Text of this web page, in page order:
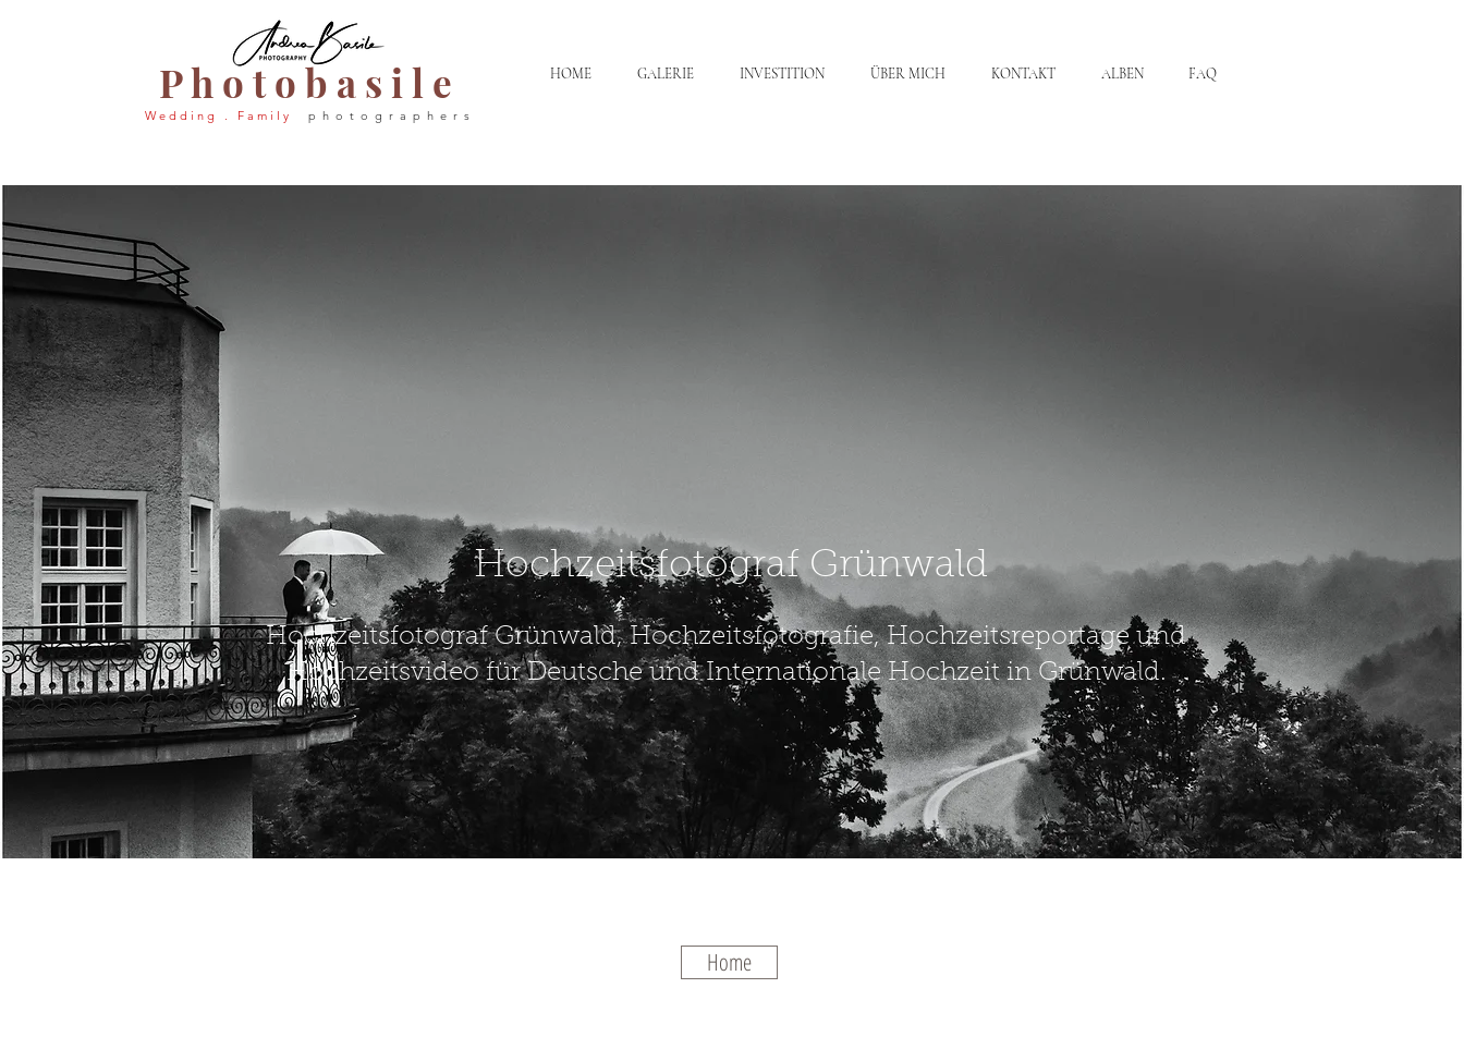
P h o t o b a s i l e
W e d d i n g . F a m i l y p h o t o g r a p h e r s
HOME GALERIE INVESTITION ÜBER MICH KONTAKT ALBEN FAQ
Hochzeitsfotograf Grünwald
Hochzeitsfotograf Grünwald, Hochzeitsfotografie, Hochzeitsreportage und
Hochzeitsvideo für Deutsche und Internationale Hochzeit in Grünwald.
Home